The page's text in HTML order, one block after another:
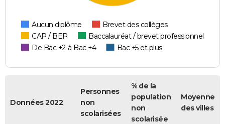
Aucun diplôme
Brevet des collèges
CAP / BEP
Baccalauréat / brevet professionnel
De Bac +2 à Bac +4
Bac +5 et plus
Données 2022
Personnes
non
scolarisées
% de la
population
non
scolarisée
Moyenne
des villes